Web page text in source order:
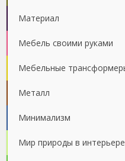
Материал
Мебель своими руками
Мебельные
Металл
Минимализм
Мир природы в интерьере